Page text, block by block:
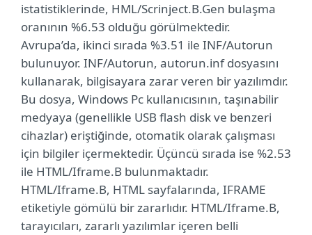
istatistiklerinde, HML/Scrinject.B.Gen bulaşma
oranının %6.53 olduğu görülmektedir.
Avrupa’da, ikinci sırada %3.51 ile INF/Autorun
bulunuyor. INF/Autorun, autorun.inf dosyasını
kullanarak, bilgisayara zarar veren bir yazılımdır.
Bu dosya, Windows Pc kullanıcısının, taşınabilir
medyaya (genellikle USB flash disk ve benzeri
cihazlar) eriştiğinde, otomatik olarak çalışması
için bilgiler içermektedir. Üçüncü sırada ise %2.53
ile HTML/Iframe.B bulunmaktadır.
HTML/Iframe.B, HTML sayfalarında, IFRAME
etiketiyle gömülü bir zararlıdır. HTML/Iframe.B,
tarayıcıları, zararlı yazılımlar içeren belli